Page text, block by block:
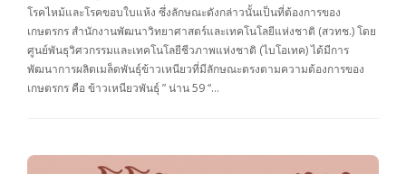
โรคไหม้และโรคขอบใบแห้ง ซึ่งลักษณะดังกล่าวนั้นเป็นที่ต้องการของ
เกษตรกร สำนักงานพัฒนาวิทยาศาสตร์และเทคโนโลยีแห่งชาติ (สวทช.) โดย
ศูนย์พันธุวิศวกรรมและเทคโนโลยีชีวภาพแห่งชาติ (ไบโอเทค) ได้มีการ
พัฒนาการผลิตเมล็ดพันธุ์ข้าวเหนียวที่มีลักษณะตรงตามความต้องการของ
เกษตรกร คือ ข้าวเหนียวพันธุ์ ” น่าน 59 “…